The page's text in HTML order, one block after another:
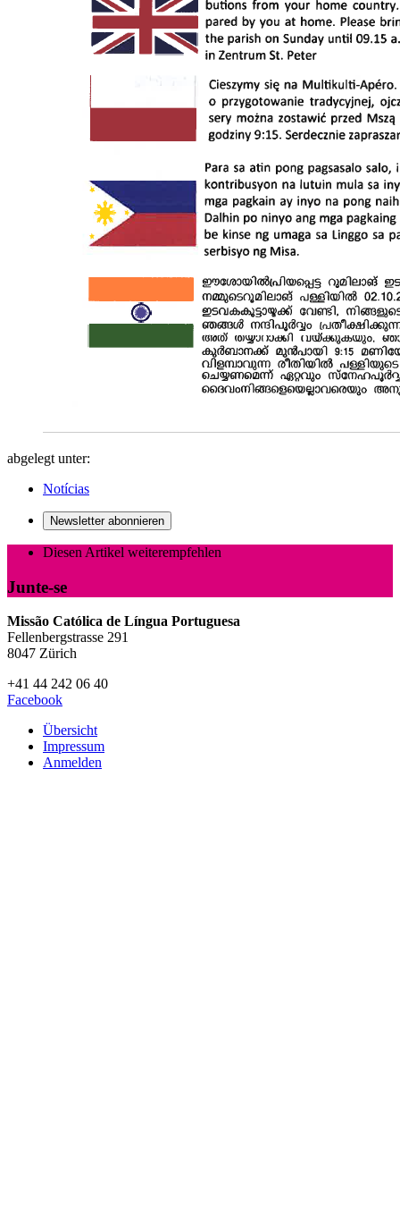
abgelegt unter:
Notícias
Newsletter abonnieren
Diesen Artikel weiterempfehlen
Junte-se
Missão Católica de Língua Portuguesa
Fellenbergstrasse 291
8047 Zürich
+41 44 242 06 40
Facebook
Übersicht
Impressum
Anmelden